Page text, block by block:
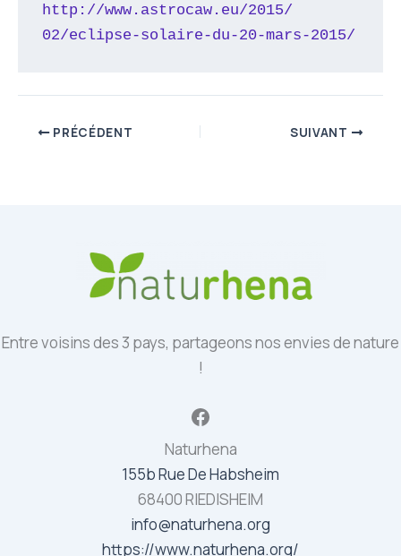
http://www.astrocaw.eu/2015/
02/eclipse-solaire-du-20-mars-2015/
PRÉCÉDENT SUIVANT
Entre voisins des 3 pays, partageons nos envies de nature
!
Facebook
Naturhena
155b Rue De Habsheim
68400 RIEDISHEIM
info@naturhena.org
https://www.naturhena.org/